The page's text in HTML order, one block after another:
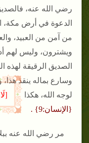
رضي الله عنه،
الدعوة في أرض مكة،
من آمن من العبيد،
ويشترون، وليس لهم
الصديق الرقيقة
وسارع بماله ينقذ
لوجه الله، هكذا
{الإنسان:9} .
مر رضي الله عنه